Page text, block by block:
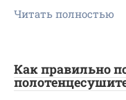
Читать полностью
Как правильно